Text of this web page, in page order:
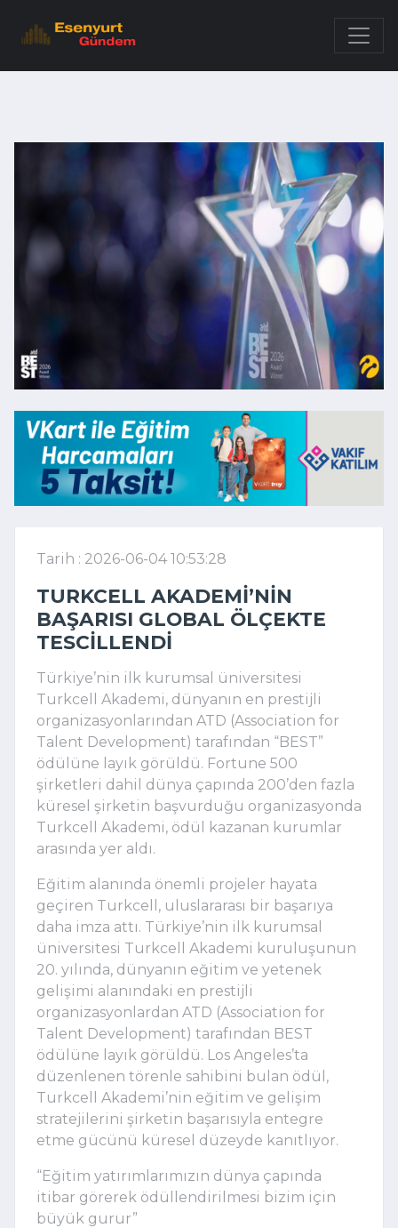
Tarih : 2026-06-04 10:53:28
TURKCELL AKADEMI’NIN
BAŞARISI GLOBAL ÖLÇEKTE
TESCILLENDI
Türkiye’nin ilk kurumsal üniversitesi
Turkcell Akademi, dünyanın en prestijli
organizasyonlarından ATD (Association for
Talent Development) tarafından “BEST”
ödülüne layık görüldü. Fortune 500
şirketleri dahil dünya çapında 200’den fazla
küresel şirketin başvurduğu organizasyonda
Turkcell Akademi, ödül kazanan kurumlar
arasında yer aldı.
Eğitim alanında önemli projeler hayata
geçiren Turkcell, uluslararası bir başarıya
daha imza attı. Türkiye’nin ilk kurumsal
üniversitesi Turkcell Akademi kuruluşunun
20. yılında, dünyanın eğitim ve yetenek
gelişimi alanındaki en prestijli
organizasyonlardan ATD (Association for
Talent Development) tarafından BEST
ödülüne layık görüldü. Los Angeles’ta
düzenlenen törenle sahibini bulan ödül,
Turkcell Akademi’nin eğitim ve gelişim
stratejilerini şirketin başarısıyla entegre
etme gücünü küresel düzeyde kanıtlıyor.
“Eğitim yatırımlarımızın dünya çapında
itibar görerek ödüllendirilmesi bizim için
büyük gurur”